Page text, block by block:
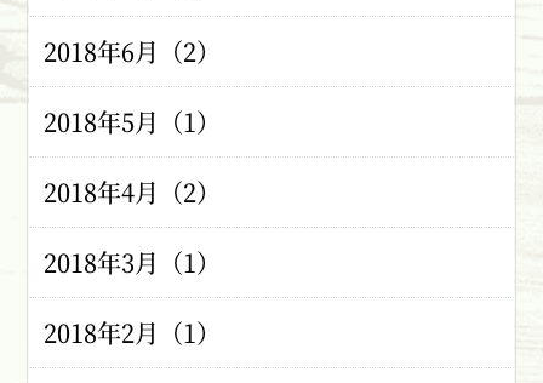
2018年6月（2）
2018年5月（1）
2018年4月（2）
2018年3月（1）
2018年2月（1）